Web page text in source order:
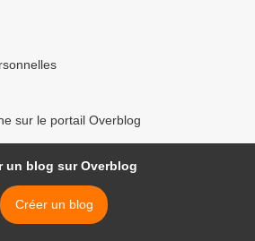
sur le portail Overblog
un blog sur Overblog
Créer un blog